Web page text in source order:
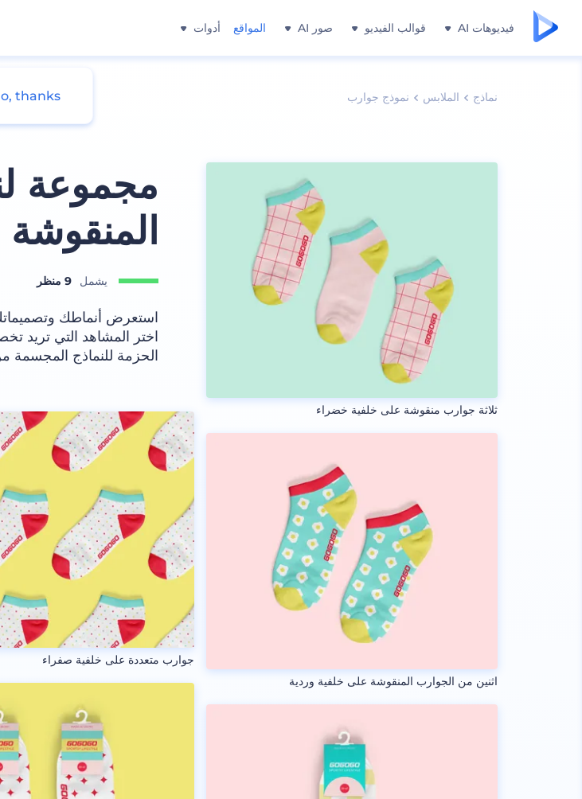
فيديوهات AI قوالب الفيديو صور AI المواقع أدوات
نماذج الملابس نموذج جوارب
ثلاثة جوارب منقوشة على خلفية خضراء
اثنين من الجوارب المنقوشة على خلفية وردية
مجموعة
المنقوشة
يشمل 9 منظر
استعرض أنماطك
اختر المشاهد التي تريد
الحزمة للنماذج
جوارب متعددة على خلفية صفراء
thanks